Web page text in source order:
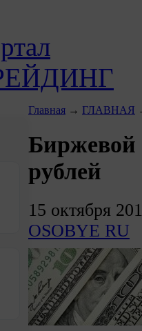
Главная → ГЛАВНАЯ
Биржевой
рублей
15 октября
OSOBYE RU